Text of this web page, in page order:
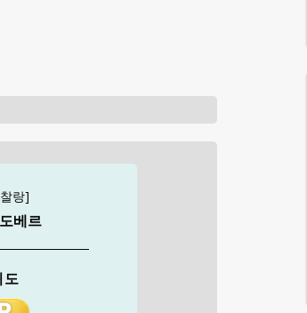
랑]
베르
도